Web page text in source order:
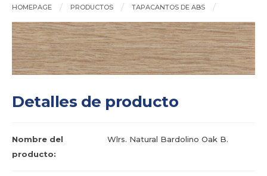
HOMEPAGE PRODUCTOS TAPACANTOS DE ABS
Wlrs. Natural Bardolino Oak B.
Detalles de producto
Nombre del
producto:
Wlrs. Natural Bardolino Oak B.